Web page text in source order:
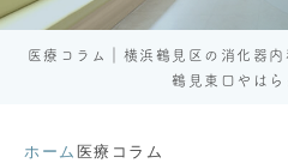
医療コラム｜横浜鶴見区の消化器
鶴見東口やはら
ホーム 医療コラム